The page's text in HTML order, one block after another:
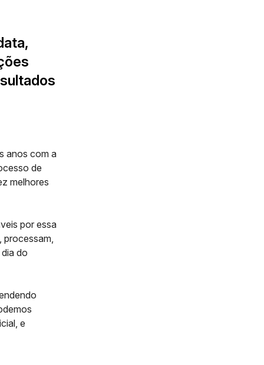
anos com a
de
melhores
por essa
processam,
do
e